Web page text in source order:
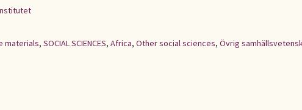
materials, SOCIAL SCIENCES, Africa, Other social sciences, Övrig